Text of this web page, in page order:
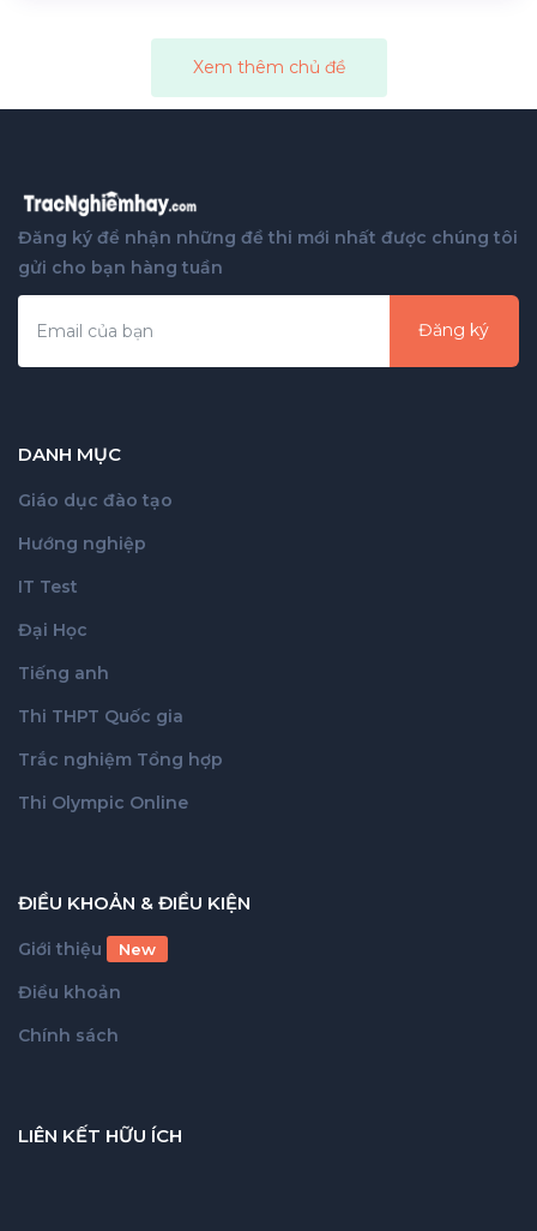
Xem thêm chủ đề
Đăng ký để nhận những đề thi mới nhất được chúng tôi
gửi cho bạn hàng tuần
Đăng ký
DANH MỤC
Giáo dục đào tạo
Hướng nghiệp
IT Test
Đại Học
Tiếng anh
Thi THPT Quốc gia
Trắc nghiệm Tổng hợp
Thi Olympic Online
ĐIỀU KHOẢN & ĐIỀU KIỆN
Giới thiệu New
Điều khoản
Chính sách
LIÊN KẾT HỮU ÍCH